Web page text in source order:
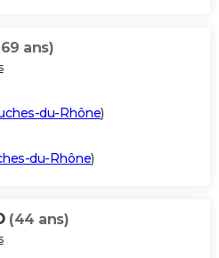
ans)
du-Rhône)
du-Rhône)
(44 ans)